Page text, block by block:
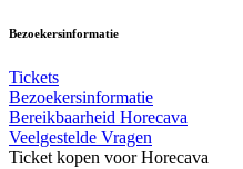
Bezoekersinformatie
Tickets
Bezoekersinformatie
Bereikbaarheid Horecava
Veelgestelde Vragen
Ticket kopen voor Horecava